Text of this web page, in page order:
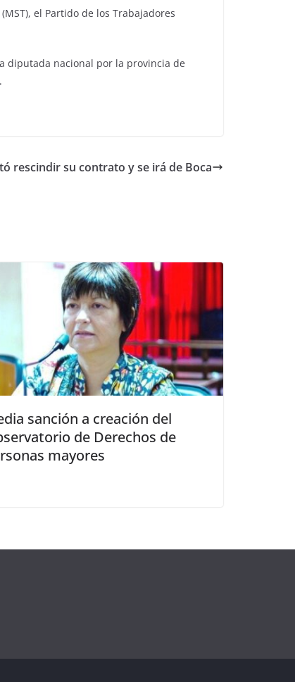
el Partido de los Trabajadores
diputada nacional por la provincia de
rescindir su contrato y se irá de Boca
sanción a creación del
de Derechos de
mayores